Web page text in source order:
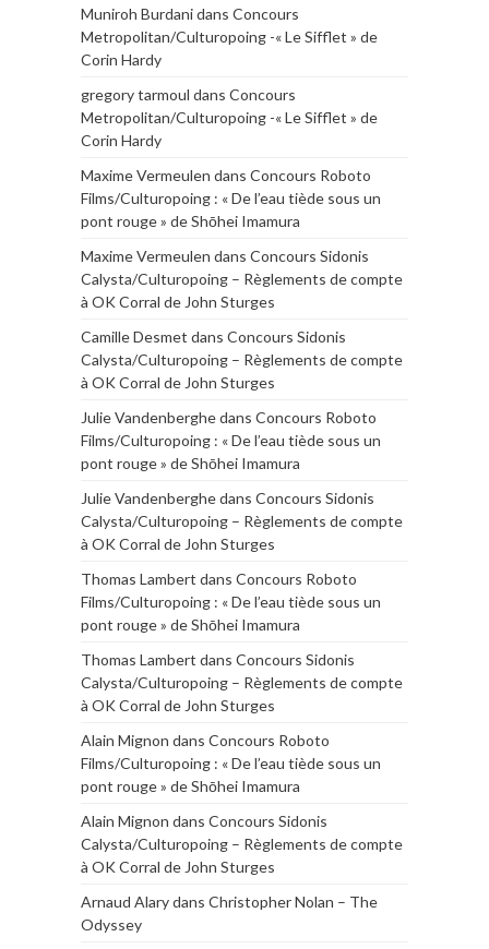
Muniroh Burdanidans Concours
Metropolitan/Culturopoing -« Le Sifflet » de
Corin Hardy
gregory tarmoul dans Concours
Metropolitan/Culturopoing -« Le Sifflet » de
Corin Hardy
Maxime Vermeulen dans Concours Roboto
Films/Culturopoing : « De l’eau tiède sous un
pont rouge » de Shōhei Imamura
Maxime Vermeulen dans Concours Sidonis
Calysta/Culturopoing – Règlements de compte
à OK Corral de John Sturges
Camille Desmet dans Concours Sidonis
Calysta/Culturopoing – Règlements de compte
à OK Corral de John Sturges
Julie Vandenberghedans Concours Roboto
Films/Culturopoing : « De l’eau tiède sous un
pont rouge » de Shōhei Imamura
Julie Vandenberghedans Concours Sidonis
Calysta/Culturopoing – Règlements de compte
à OK Corral de John Sturges
Thomas Lambert dans Concours Roboto
Films/Culturopoing : « De l’eau tiède sous un
pont rouge » de Shōhei Imamura
Thomas Lambert dans Concours Sidonis
Calysta/Culturopoing – Règlements de compte
à OK Corral de John Sturges
Alain Mignon dans Concours Roboto
Films/Culturopoing : « De l’eau tiède sous un
pont rouge » de Shōhei Imamura
Alain Mignon dans Concours Sidonis
Calysta/Culturopoing – Règlements de compte
à OK Corral de John Sturges
Arnaud Alarydans Christopher Nolan – The
Odyssey